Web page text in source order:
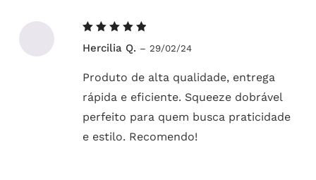
5de 5
Hercilia Q. – 29/02/24
Produto de alta qualidade, entrega
rápida e eficiente. Squeeze dobrável
perfeito para quem busca praticidade
e estilo. Recomendo!